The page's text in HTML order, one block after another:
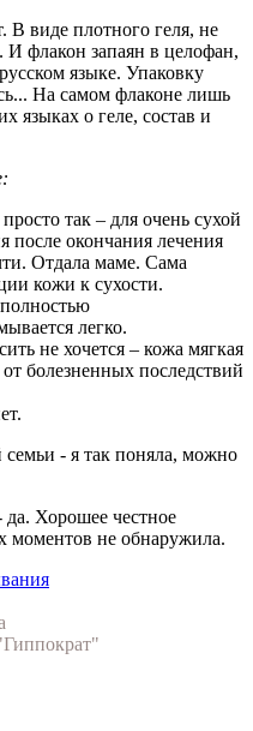
В виде плотного геля, не
И флакон запаян в целофан,
языке. Упаковку
На самом флаконе лишь
языках о геле, состав и
так – для очень сухой
после окончания лечения
Отдала маме. Сама
кожи к сухости.
легко.
не хочется – кожа мягкая
болезненных последствий
- я так поняла, можно
Хорошее честное
моментов не обнаружила.